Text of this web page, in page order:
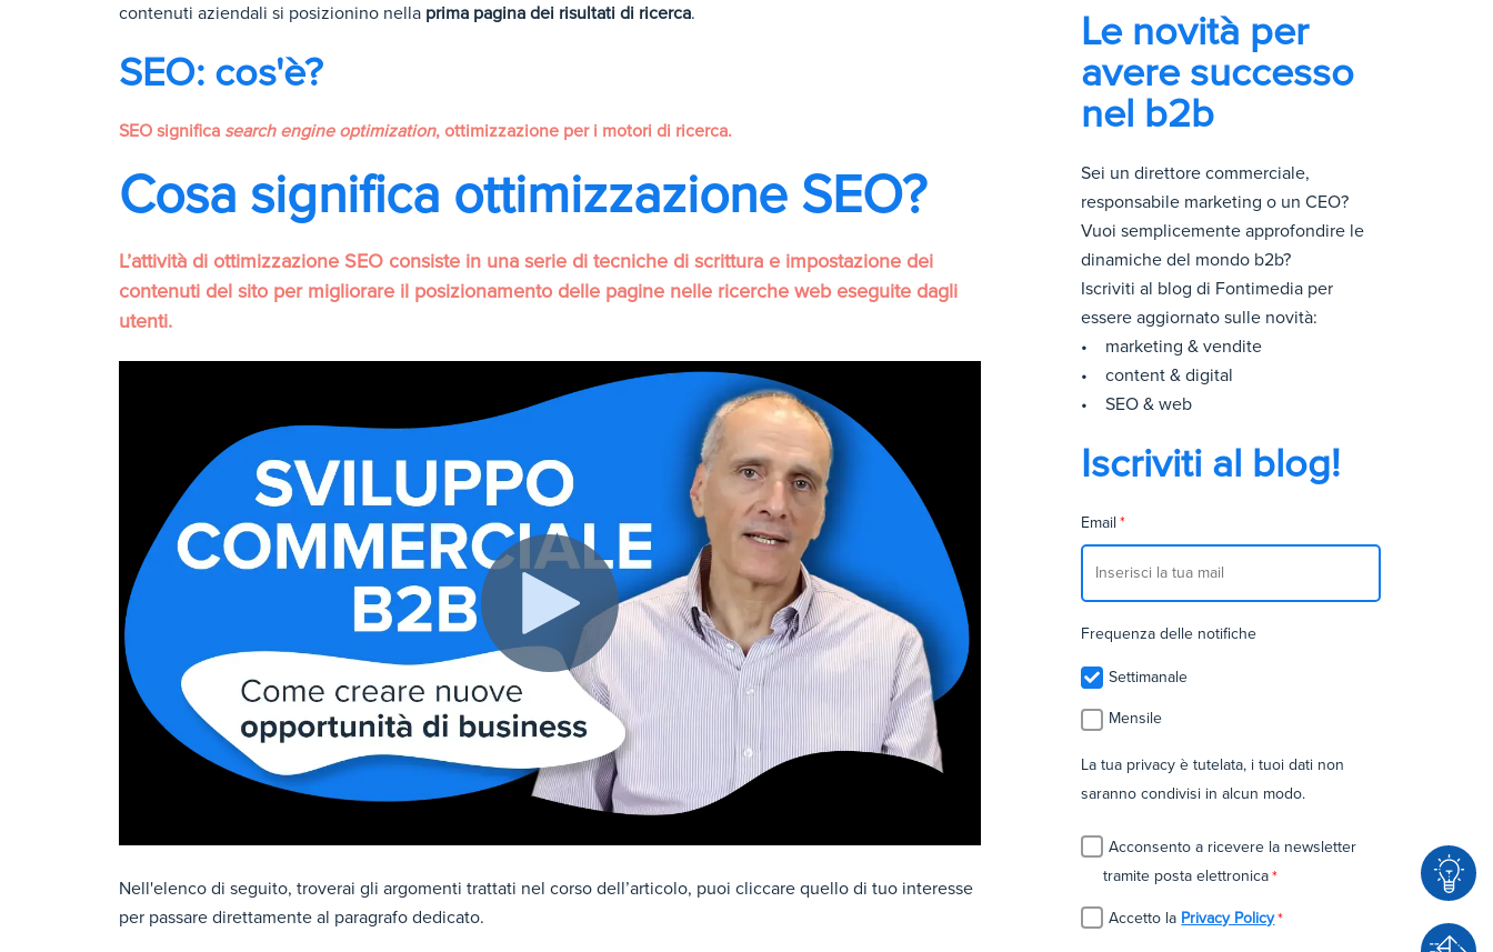
C
contenuti aziendali si posizionino nella prima pagina dei risultati di ricerca.
SEO: cos'è?
SEO significa search engine optimization, ottimizzazione per i motori di ricerca.
Cosa significa ottimizzazione SEO?
L’attività di ottimizzazione SEO consiste in una serie di tecniche di scrittura e impostazione dei
contenuti del sito per migliorare il posizionamento delle pagine nelle ricerche web eseguite dagli
utenti.
Nell'elenco di seguito, troverai gli argomenti trattati nel corso dell’articolo, puoi cliccare quello di tuo interesse
per passare direttamente al paragrafo dedicato.
Le novità per
avere successo
nel b2b
Sei un direttore commerciale,
responsabile marketing o un CEO?
Vuoi semplicemente approfondire le
dinamiche del mondo b2b?
Iscriviti al blog di Fontimedia per
essere aggiornato sulle novità:
• marketing & vendite
• content & digital
• SEO & web
Iscriviti al blog!
Email *
Frequenza delle notifiche
Settimanale
Mensile
La tua privacy è tutelata, i tuoi dati non
saranno condivisi in alcun modo.
Acconsento a ricevere la newsletter
tramite posta elettronica*
Accetto la Privacy Policy*